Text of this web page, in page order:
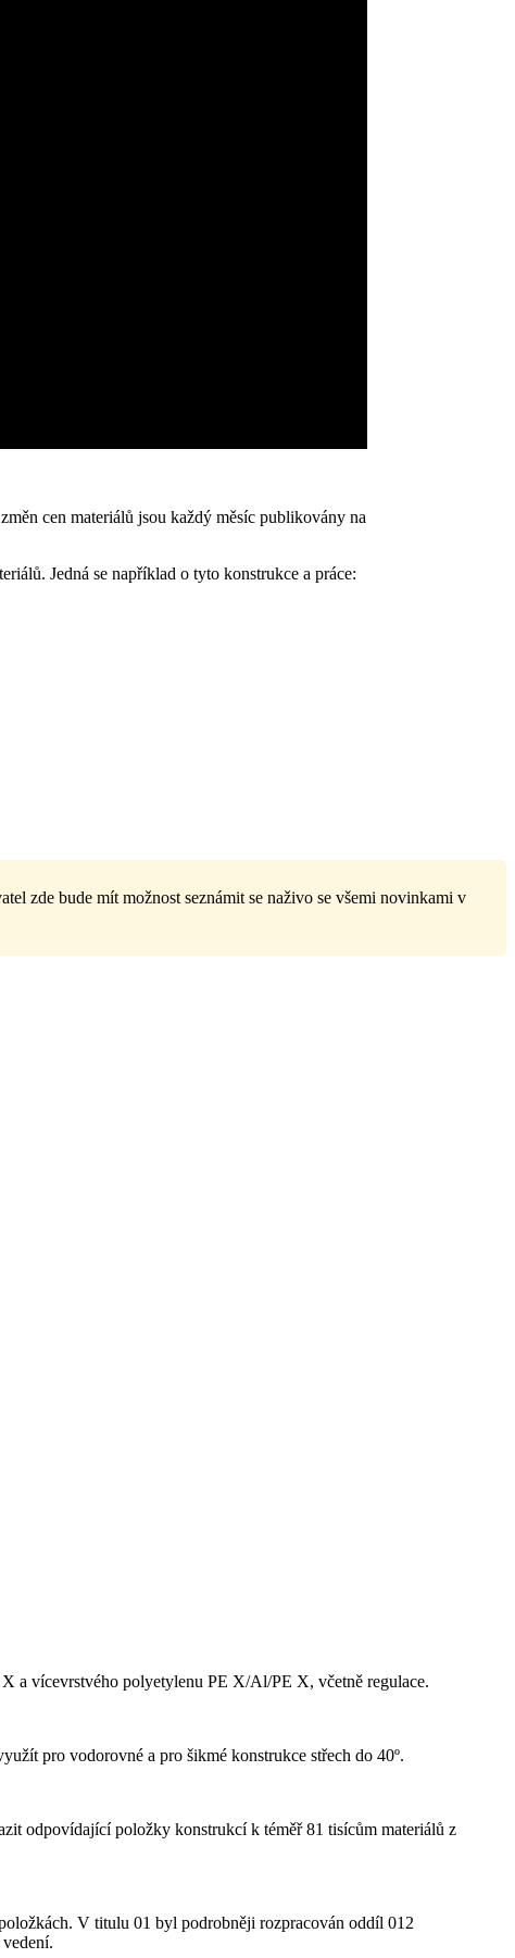
cen materiálů jsou každý měsíc publikovány na
Jedná se například o tyto konstrukce a práce:
zde bude mít možnost seznámit se naživo se všemi novinkami v
a vícevrstvého polyetylenu PE X/Al/PE X, včetně regulace.
pro vodorovné a pro šikmé konstrukce střech do 40º.
odpovídající položky konstrukcí k téměř 81 tisícům materiálů z
V titulu 01 byl podrobněji rozpracován oddíl 012